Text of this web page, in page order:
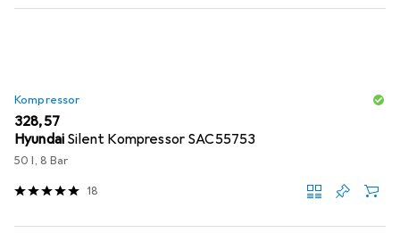
Kompressor
EUR
328,57
Hyundai Silent Kompressor SAC55753
50 l, 8 Bar
18